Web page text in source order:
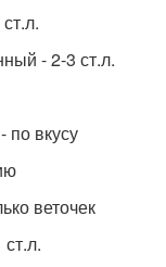
- 2-3 ст.л.
по вкусу
веточек